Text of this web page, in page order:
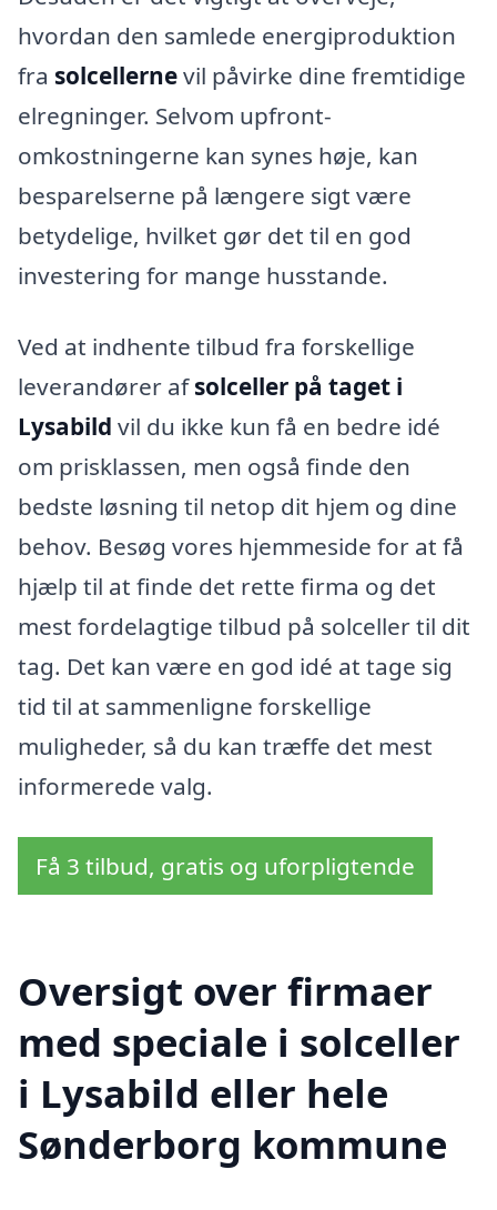
hvordan den samlede energiproduktion
fra solcellernevil påvirke dine fremtidige
elregninger. Selvom upfront-
omkostningerne kan synes høje, kan
besparelserne på længere sigt være
betydelige, hvilket gør det til en god
investering for mange husstande.
Ved at indhente tilbud fra forskellige
leverandører afsolceller på taget i
Lysabild vil du ikke kun få en bedre idé
om prisklassen, men også finde den
bedste løsning til netop dit hjem og dine
behov. Besøg vores hjemmeside for at få
hjælp til at finde det rette firma og det
mest fordelagtige tilbud på solceller til dit
tag. Det kan være en god idé at tage sig
tid til at sammenligne forskellige
muligheder, så du kan træffe det mest
informerede valg.
Få 3 tilbud, gratis og uforpligtende
Oversigt over firmaer
med speciale i solceller
i Lysabild eller hele
Sønderborg kommune